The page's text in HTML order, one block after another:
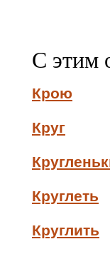
С этим
Крою
Круг
Круглеть
Круглить